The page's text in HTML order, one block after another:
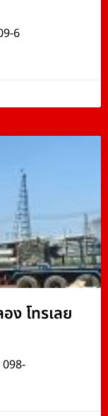
6
ง โทรเลย
098-